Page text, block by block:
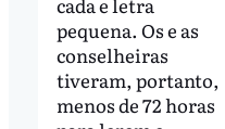
pequena. Os e as
conselheiras
tiveram, portanto,
menos de 72 horas